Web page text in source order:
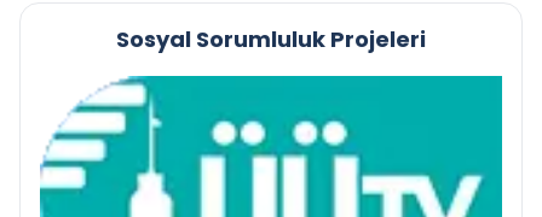
Sosyal Sorumluluk Projeleri